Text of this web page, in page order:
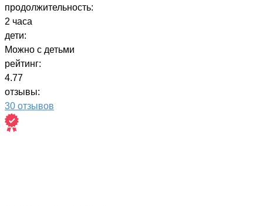
продолжительность:
2 часа
дети:
Можно с детьми
рейтинг:
4.77
отзывы:
30 отзывов